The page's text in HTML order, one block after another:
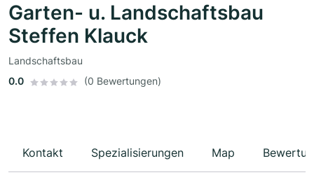
Garten- u. Landschaftsbau
Steffen Klauck
Landschaftsbau
0.0
(0 Bewertungen)
Kontakt Spezialisierungen Map